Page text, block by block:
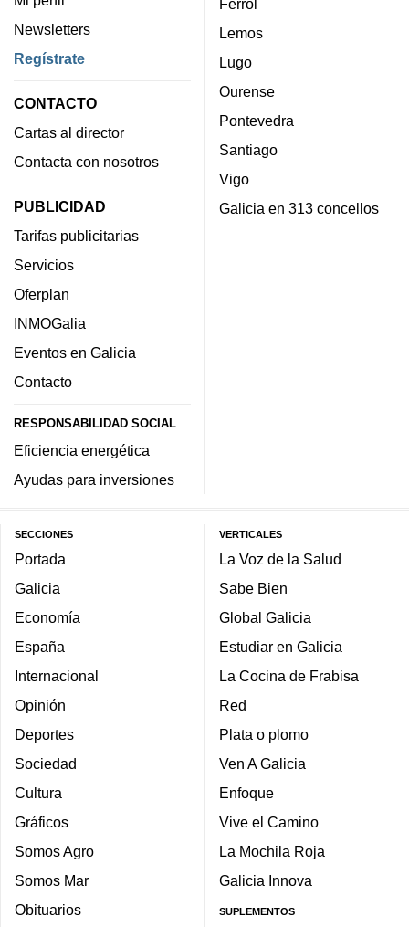
Newsletters
Regístrate
CONTACTO
Cartas al director
Contacta con nosotros
PUBLICIDAD
Tarifas publicitarias
Servicios
Oferplan
INMOGalia
Eventos en Galicia
Contacto
RESPONSABILIDAD SOCIAL
Eficiencia energética
Ayudas para inversiones
Ferrol
Lemos
Lugo
Ourense
Pontevedra
Santiago
Vigo
Galicia en 313 concellos
SECCIONES
Portada
Galicia
Economía
España
Internacional
Opinión
Deportes
Sociedad
Cultura
Gráficos
Somos Agro
Somos Mar
Obituarios
VERTICALES
La Voz de la Salud
Sabe Bien
Global Galicia
Estudiar en Galicia
La Cocina de Frabisa
Red
Plata o plomo
Ven A Galicia
Enfoque
Vive el Camino
La Mochila Roja
Galicia Innova
SUPLEMENTOS